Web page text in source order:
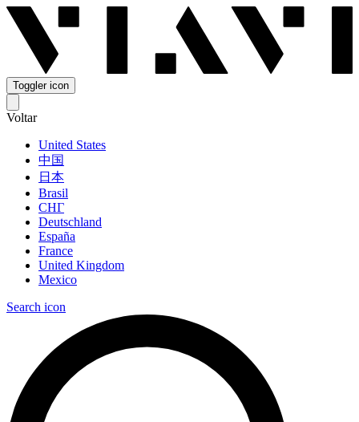
Toggler icon
Voltar
United States
中国
日本
Brasil
СНГ
Deutschland
España
France
United Kingdom
Mexico
Search icon